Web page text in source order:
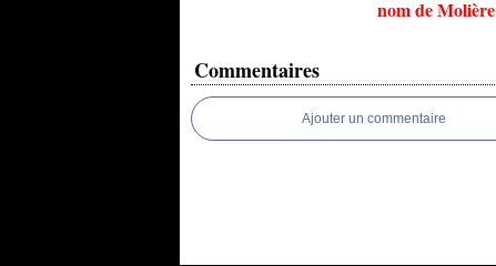
nom de Molière
Commentaires
Ajouter un commentaire